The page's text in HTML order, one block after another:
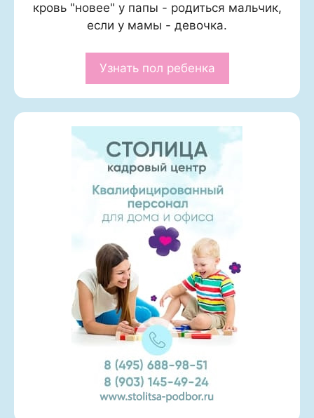
кровь "новее" у папы - родиться мальчик,
если у мамы - девочка.
Узнать пол ребенка